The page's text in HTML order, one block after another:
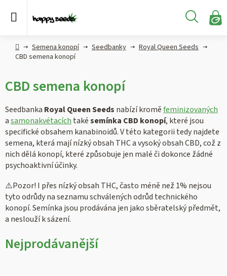
Hledat
Semena
konopí
CBD,
CBG a
konopí
Konopné
produkty
Hašiš
Kratom
Hlavní
strana
Semena konopí Seedbanky
Royal Queen Seeds
CBD semena konopí
CBD semena konopí
Seedbanka Royal Queen Seeds nabízí kroměfeminizovaných
asamonakvétacích takésemínka CBD konopí, které jsou
specifické obsahem kanabinoidů. V této kategorii tedy najdete
semena, která mají nízký obsah THC a vysoký obsah CBD, což z
nich dělá konopí, které způsobuje jen malé či dokonce žádné
psychoaktivní účinky.
⚠️Pozor! I přes nízký obsah THC, často méně než 1% nejsou
tyto odrůdy na seznamu schválených odrůd technického
konopí. Semínka jsou prodávána jen jako sběratelský předmět,
a neslouží k sázení.
Nejprodávanější